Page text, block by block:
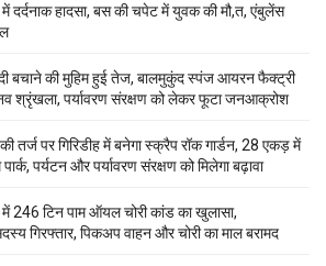
दर्दनाक हादसा, बस की चपेट में युवक की मौ,त, एंबुलेंस
बचाने की मुहिम हुई तेज, बालमुकुंद स्पंज आयरन फैक्ट्री
श्रृंखला, पर्यावरण संरक्षण को लेकर फूटा जनआक्रोश
पर गिरिडीह में बनेगा स्क्रैप रॉक गार्डन, 28 एकड़ में
पर्यटन और पर्यावरण संरक्षण को मिलेगा बढ़ावा
246 टिन पाम ऑयल चोरी कांड का खुलासा,
गिरफ्तार, पिकअप वाहन और चोरी का माल बरामद